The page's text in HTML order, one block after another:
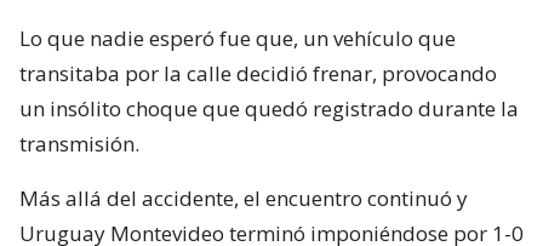
Lo que nadie esperó fue que, un vehículo que
transitaba por la calle decidió frenar, provocando
un insólito choque que quedó registrado durante la
transmisión.
Más allá del accidente, el encuentro continuó y
Uruguay Montevideo terminó imponiéndose por 1-0